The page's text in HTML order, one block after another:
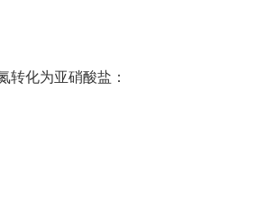
转化为亚硝酸盐：